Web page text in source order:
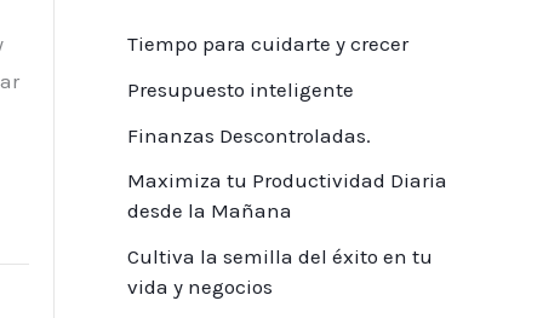
Tiempo para cuidarte y crecer
Presupuesto inteligente
Finanzas Descontroladas.
Maximiza tu Productividad Diaria
desde la Mañana
Cultiva la semilla del éxito en tu
vida y negocios